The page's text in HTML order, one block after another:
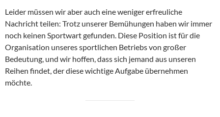
Leider müssen wir aber auch eine weniger erfreuliche
Nachricht teilen: Trotz unserer Bemühungen haben wir immer
noch keinen Sportwart gefunden. Diese Position ist für die
Organisation unseres sportlichen Betriebs von großer
Bedeutung, und wir hoffen, dass sich jemand aus unseren
Reihen findet, der diese wichtige Aufgabe übernehmen
möchte.